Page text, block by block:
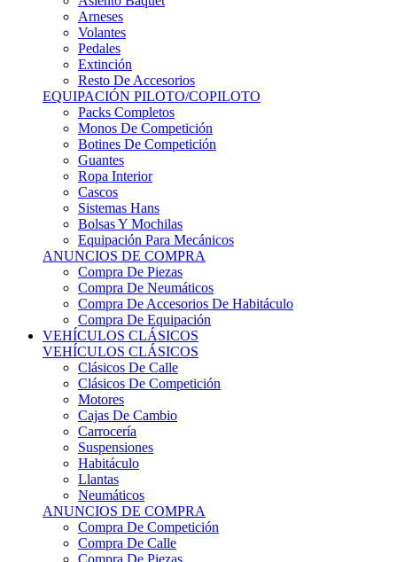
Arneses
Volantes
Pedales
Extinción
Resto De Accesorios
EQUIPACIÓN PILOTO/COPILOTO
Packs Completos
Monos De Competición
Botines De Competición
Guantes
Ropa Interior
Cascos
Sistemas Hans
Bolsas Y Mochilas
Equipación Para Mecánicos
ANUNCIOS DE COMPRA
Compra De Piezas
Compra De Neumáticos
Compra De Accesorios De Habitáculo
Compra De Equipación
VEHÍCULOS CLÁSICOS
VEHÍCULOS CLÁSICOS
Clásicos De Calle
Clásicos De Competición
Motores
Cajas De Cambio
Carrocería
Suspensiones
Habitáculo
Llantas
Neumáticos
ANUNCIOS DE COMPRA
Compra De Competición
Compra De Calle
Compra De Piezas